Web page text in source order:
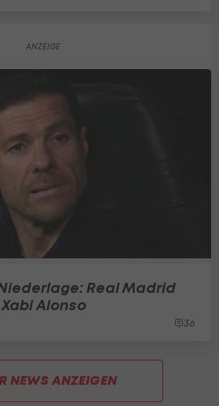
Real Madrid
Alonso
36
NEWS ANZEIGEN